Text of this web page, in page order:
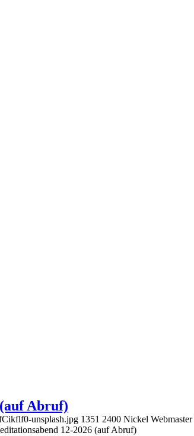
Abruf)
unsplash.jpg 1351 2400 Nickel Webmaster
12-2026 (auf Abruf)